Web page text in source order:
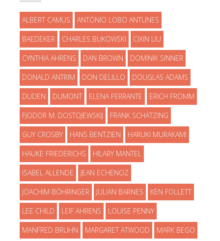
ALBERT CAMUS ANTÓNIO LOBO ANTUNES
BAEDEKER CHARLES BUKOWSKI CIXIN LIU
CYNTHIA AHRENS DAN BROWN DOMINIK SINNER
DONALD ANTRIM DON DELILLO DOUGLAS ADAMS
DUDEN DUMONT ELENA FERRANTE ERICH FROMM
FJODOR M. DOSTOJEWSKIJ FRANK SCHÄTZING
GUY CROSBY HANS BENTZIEN HARUKI MURAKAMI
HAUKE FRIEDERICHS HILARY MANTEL
ISABEL ALLENDE JEAN ECHENOZ
JOACHIM BÖHRINGER JULIAN BARNES KEN FOLLETT
LEE CHILD LEIF AHRENS LOUISE PENNY
MANFRED BRUHN MARGARET ATWOOD MARK BEGO